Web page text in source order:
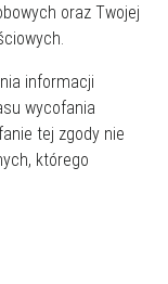
oraz Twojej
informacji
wycofania
tej zgody nie
którego